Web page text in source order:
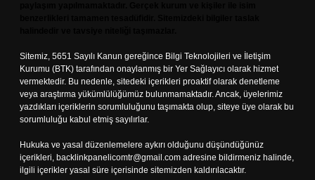
Sitemiz, 5651 Sayılı Kanun gereğince Bilgi Teknolojileri ve İletişim
Kurumu (BTK) tarafından onaylanmış bir Yer Sağlayıcı olarak hizmet
vermektedir. Bu nedenle, sitedeki içerikleri proaktif olarak denetleme
veya araştırma yükümlülüğümüz bulunmamaktadır. Ancak, üyelerimiz
yazdıkları içeriklerin sorumluluğunu taşımakta olup, siteye üye olarak bu
sorumluluğu kabul etmiş sayılırlar.
Hukuka ve yasal düzenlemelere aykırı olduğunu düşündüğünüz
içerikleri, backlinkpanelicomtr@gmail.com adresine bildirmeniz halinde,
ilgili içerikler yasal süre içerisinde sitemizden kaldırılacaktır.